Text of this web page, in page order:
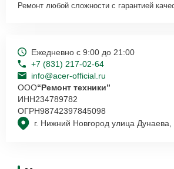
Ремонт любой сложности с гарантией
г. Нижний Новгород улица Дунаева,
Ежедневно с 9:00 до 21:00
+7 (831) 217-02-64
info@acer-official.ru
ООО“Ремонт техники”
ИНН234789782
ОГРН98742397845098